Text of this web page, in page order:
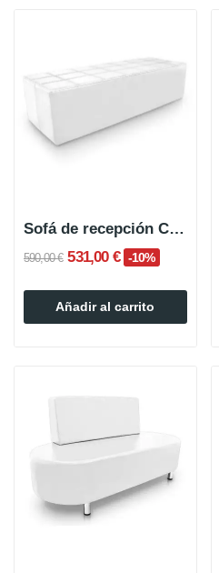
Sofá de recepción CALMY
590,00 € 531,00 € -10%
Añadir al carrito